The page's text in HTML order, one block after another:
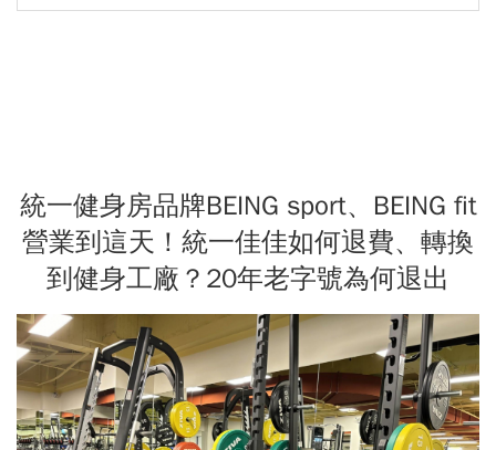
統一健身房品牌BEING sport、BEING fit
營業到這天！統一佳佳如何退費、轉換
到健身工廠？20年老字號為何退出